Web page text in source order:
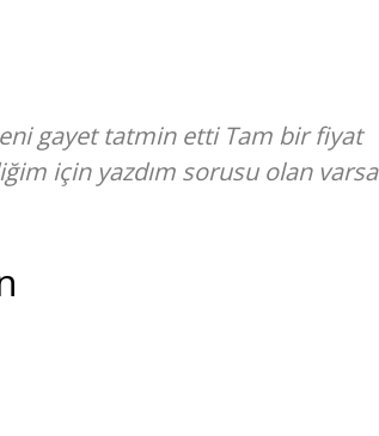
gayet tatmin etti Tam bir fiyat
için yazdım sorusu olan varsa